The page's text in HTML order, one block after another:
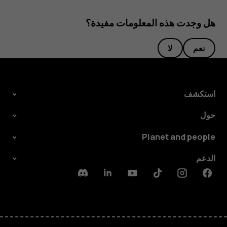
هل وجدت هذه المعلومات مفيدة؟
نعم لا
استكشف
حول
Planet and people
الدعم
Facebook
Instagram
Tiktok
Youtube
Linkedin
Discord